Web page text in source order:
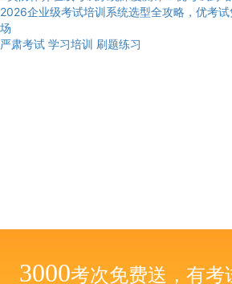
2026企业级考试培训系统选型全攻略，优考
场
严肃考试 学习培训 刷题练习
3000考次免费送，有考